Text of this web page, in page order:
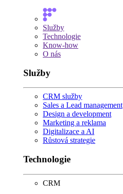
Služby
Technologie
Know-how
O nás
Služby
CRM služby
Sales a Lead management
Design a development
Marketing a reklama
Digitalizace a AI
Růstová strategie
Technologie
CRM